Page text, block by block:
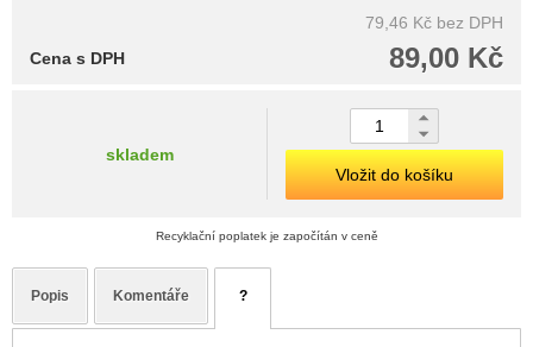
79,46 Kč bez DPH
89,00 Kč
Cena s DPH
skladem
Vložit do košíku
Recyklační poplatek je započítán v ceně
Popis Komentáře ?